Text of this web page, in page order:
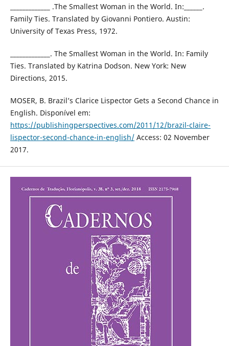
_____________ .The Smallest Woman in the World. In:______.
Family Ties. Translated by Giovanni Pontiero. Austin:
University of Texas Press, 1972.
_____________. The Smallest Woman in the World. In: Family
Ties. Translated by Katrina Dodson. New York: New
Directions, 2015.
MOSER, B. Brazil’s Clarice Lispector Gets a Second Chance in
English. Disponível em:
https://publishingperspectives.com/2011/12/brazil-claire-
lispector-second-chance-in-english/Access: 02 November
2017.